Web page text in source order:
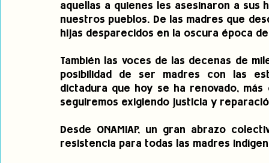
aquellas a quienes les asesinaron a sus
nuestros pueblos. De las madres que
hijas desparecidos en la oscura época
También las voces de las decenas de
posibilidad de ser madres con las
dictadura que hoy se ha renovado,
seguiremos exigiendo justicia y
Desde ONAMIAP, un gran abrazo
resistencia para todas las madres